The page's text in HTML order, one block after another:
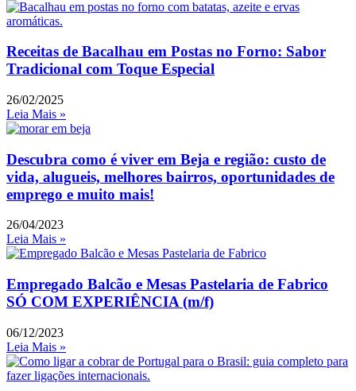
Receitas de Bacalhau em Postas no Forno: Sabor
Tradicional com Toque Especial
26/02/2025
Leia Mais »
Descubra como é viver em Beja e região: custo de
vida, alugueis, melhores bairros, oportunidades de
emprego e muito mais!
26/04/2023
Leia Mais »
Empregado Balcão e Mesas Pastelaria de Fabrico
SÓ COM EXPERIÊNCIA (m/f)
06/12/2023
Leia Mais »